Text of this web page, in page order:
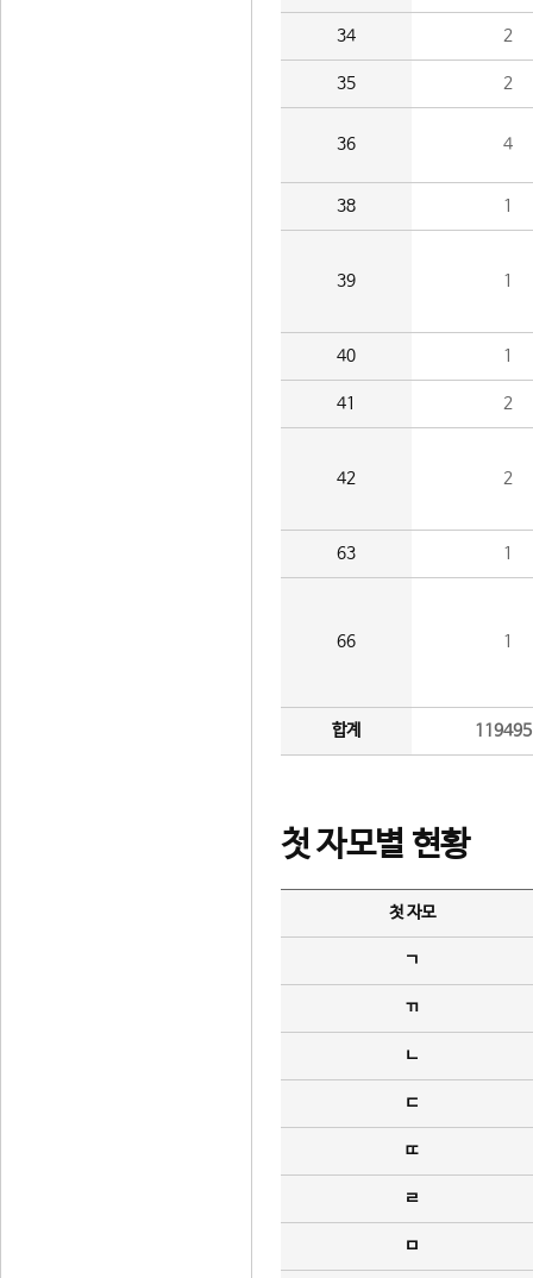
34 2
35 2
36 4
38 1
39 1
40 1
41 2
42 2
63 1
66 1
합계
첫 자모별 현황
첫 자모
ㄱ
ㄲ
ㄴ
ㄷ
ㄸ
ㄹ
ㅁ